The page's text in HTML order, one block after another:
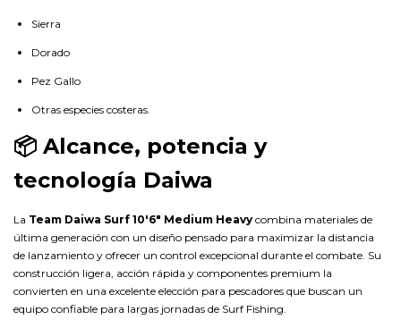
Sierra
Dorado
Pez Gallo
Otras especies costeras.
📦 Alcance, potencia y
tecnología Daiwa
La Team Daiwa Surf 10'6" Medium Heavy combina materiales de
última generación con un diseño pensado para maximizar la distancia
de lanzamiento y ofrecer un control excepcional durante el combate. Su
construcción ligera, acción rápida y componentes premium la
convierten en una excelente elección para pescadores que buscan un
equipo confiable para largas jornadas de Surf Fishing.